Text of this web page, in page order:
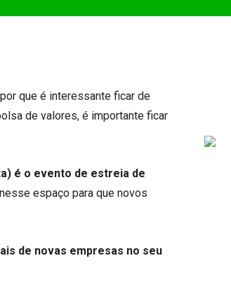
que é interessante ficar de
de valores, é importante ficar
é o evento de estreia de
espaço para que novos
de novas empresas no seu